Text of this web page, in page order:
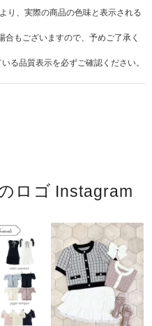
り、実際の商品の色味と表示される
合もございますので、予めご了承く
る品質表示を必ずご確認ください。
Instagram